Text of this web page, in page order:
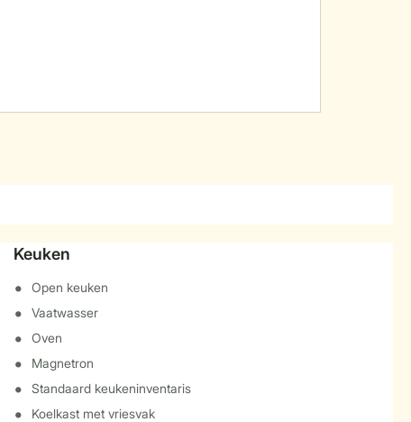
Keuken
Open keuken
Vaatwasser
Oven
Magnetron
Standaard keukeninventaris
Koelkast met vriesvak